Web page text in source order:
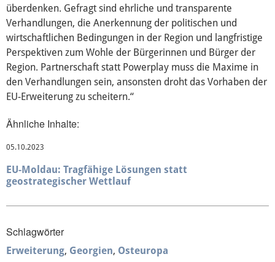
Transparenz
Über mich
Vor Ort
Kontakt
Termine
Mediathek
überdenken. Gefragt sind ehrliche und transparente
Verhandlungen, die Anerkennung der politischen und
wirtschaftlichen Bedingungen in der Region und langfristige
Perspektiven zum Wohle der Bürgerinnen und Bürger der
Region. Partnerschaft statt Powerplay muss die Maxime in
den Verhandlungen sein, ansonsten droht das Vorhaben der
EU-Erweiterung zu scheitern.“
Ähnliche Inhalte:
05.10.2023
EU-Moldau: Tragfähige Lösungen statt
geostrategischer Wettlauf
Schlagwörter
Erweiterung Georgien Osteuropa